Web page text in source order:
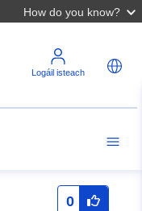
How do you know?
Logáil isteach
0